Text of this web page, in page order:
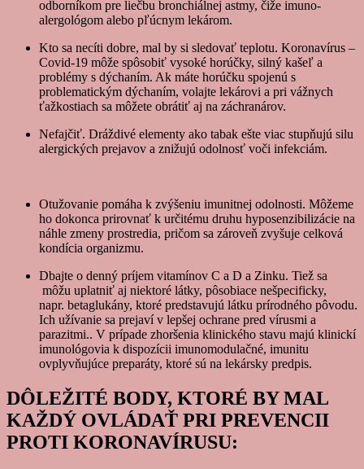
odborníkom pre liečbu bronchiálnej astmy, čiže imuno-
alergológom alebo pľúcnym lekárom.
Kto sa necíti dobre, mal by si sledovať teplotu. Koronavírus –
Covid-19 môže spôsobiť vysoké horúčky, silný kašeľ a
problémy s dýchaním. Ak máte horúčku spojenú s
problematickým dýchaním, volajte lekárovi a pri vážnych
ťažkostiach sa môžete obrátiť aj na záchranárov.
Nefajčiť. Dráždivé elementy ako tabak ešte viac stupňujú silu
alergických prejavov a znižujú odolnosť voči infekciám.
Otužovanie pomáha k zvýšeniu imunitnej odolnosti. Môžeme
ho dokonca prirovnať k určitému druhu hyposenzibilizácie na
náhle zmeny prostredia, pričom sa zároveň zvyšuje celková
kondícia organizmu.
Dbajte o denný príjem vitamínov C a D a Zinku. Tiež sa
môžu uplatniť aj niektoré látky, pôsobiace nešpecificky,
napr. betaglukány, ktoré predstavujú látku prírodného pôvodu.
Ich užívanie sa prejaví v lepšej ochrane pred vírusmi a
parazitmi.. V prípade zhoršenia klinického stavu majú klinickí
imunológovia k dispozícii imunomodulačné, imunitu
ovplyvňujúce preparáty, ktoré sú na lekársky predpis.
DÔLEŽITÉ BODY, KTORÉ BY MAL
KAŽDÝ OVLÁDAŤ PRI PREVENCII
PROTI KORONAVÍRUSU: